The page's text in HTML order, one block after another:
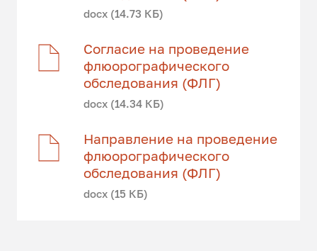
docx (14.73 КБ)
Согласие на проведение
флюорографического
обследования (ФЛГ)
docx (14.34 КБ)
Направление на проведение
флюорографического
обследования (ФЛГ)
docx (15 КБ)